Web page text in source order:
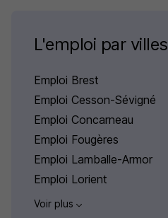
L'emploi par villes
Emploi Brest
Emploi Cesson-Sévigné
Emploi Concarneau
Emploi Fougères
Emploi Lamballe-Armor
Emploi Lorient
Voir plus